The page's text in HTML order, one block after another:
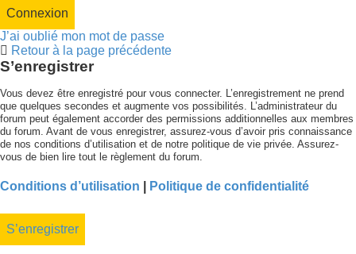
J’ai oublié mon mot de passe
Retour à la page précédente
S’enregistrer
Vous devez être enregistré pour vous connecter. L’enregistrement ne prend
que quelques secondes et augmente vos possibilités. L’administrateur du
forum peut également accorder des permissions additionnelles aux membres
du forum. Avant de vous enregistrer, assurez-vous d’avoir pris connaissance
de nos conditions d’utilisation et de notre politique de vie privée. Assurez-
vous de bien lire tout le règlement du forum.
Conditions d’utilisation Politique de confidentialité
S’enregistrer